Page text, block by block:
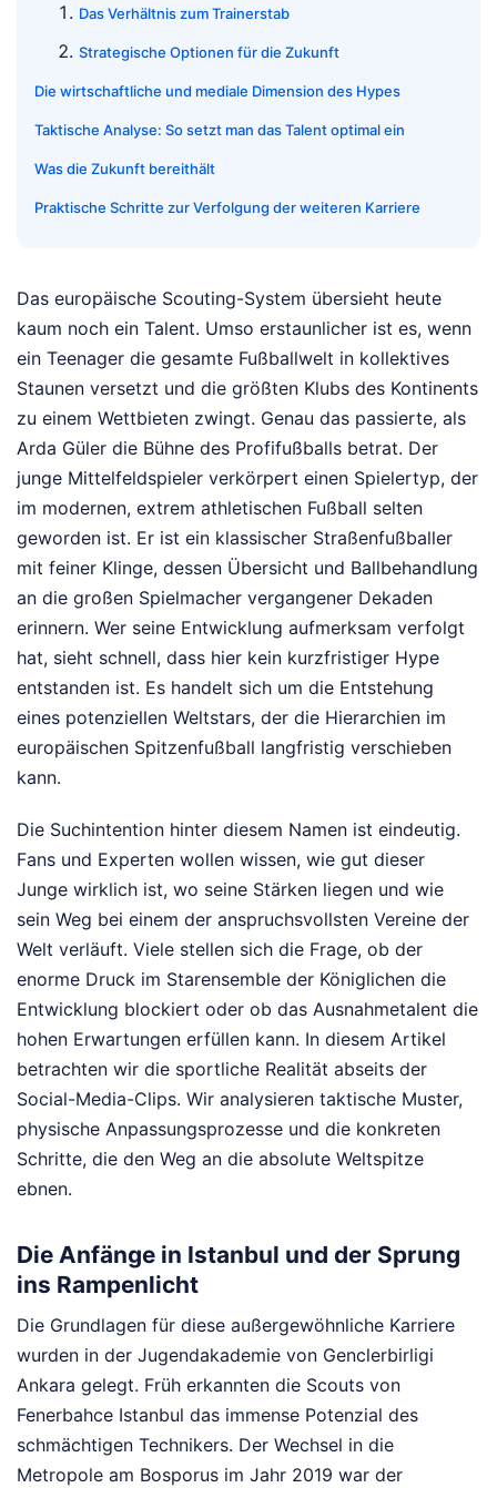
Das Verhältnis zum Trainerstab
Strategische Optionen für die Zukunft
Die wirtschaftliche und mediale Dimension des Hypes
Taktische Analyse: So setzt man das Talent optimal ein
Was die Zukunft bereithält
Praktische Schritte zur Verfolgung der weiteren Karriere
Das europäische Scouting-System übersieht heute
kaum noch ein Talent. Umso erstaunlicher ist es, wenn
ein Teenager die gesamte Fußballwelt in kollektives
Staunen versetzt und die größten Klubs des Kontinents
zu einem Wettbieten zwingt. Genau das passierte, als
Arda Güler die Bühne des Profifußballs betrat. Der
junge Mittelfeldspieler verkörpert einen Spielertyp, der
im modernen, extrem athletischen Fußball selten
geworden ist. Er ist ein klassischer Straßenfußballer
mit feiner Klinge, dessen Übersicht und Ballbehandlung
an die großen Spielmacher vergangener Dekaden
erinnern. Wer seine Entwicklung aufmerksam verfolgt
hat, sieht schnell, dass hier kein kurzfristiger Hype
entstanden ist. Es handelt sich um die Entstehung
eines potenziellen Weltstars, der die Hierarchien im
europäischen Spitzenfußball langfristig verschieben
kann.
Die Suchintention hinter diesem Namen ist eindeutig.
Fans und Experten wollen wissen, wie gut dieser
Junge wirklich ist, wo seine Stärken liegen und wie
sein Weg bei einem der anspruchsvollsten Vereine der
Welt verläuft. Viele stellen sich die Frage, ob der
enorme Druck im Starensemble der Königlichen die
Entwicklung blockiert oder ob das Ausnahmetalent die
hohen Erwartungen erfüllen kann. In diesem Artikel
betrachten wir die sportliche Realität abseits der
Social-Media-Clips. Wir analysieren taktische Muster,
physische Anpassungsprozesse und die konkreten
Schritte, die den Weg an die absolute Weltspitze
ebnen.
Die Anfänge in Istanbul und der Sprung
ins Rampenlicht
Die Grundlagen für diese außergewöhnliche Karriere
wurden in der Jugendakademie von Genclerbirligi
Ankara gelegt. Früh erkannten die Scouts von
Fenerbahce Istanbul das immense Potenzial des
schmächtigen Technikers. Der Wechsel in die
Metropole am Bosporus im Jahr 2019 war der